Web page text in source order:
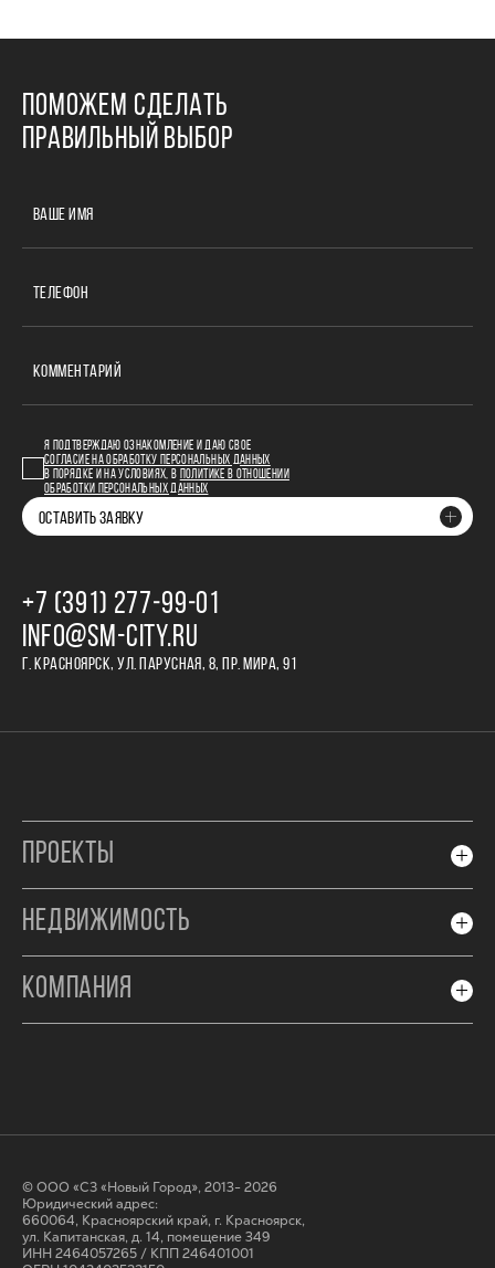
ПОМОЖЕМ СДЕЛАТЬ
ПРАВИЛЬНЫЙ ВЫБОР
ВАШЕ ИМЯ
ТЕЛЕФОН
КОММЕНТАРИЙ
Я ПОДТВЕРЖДАЮ ОЗНАКОМЛЕНИЕ И ДАЮ СВОЕ
СОГЛАСИЕ НА ОБРАБОТКУ ПЕРСОНАЛЬНЫХ ДАННЫХ
В ПОРЯДКЕ И НА УСЛОВИЯХ, В
ПОЛИТИКЕ В ОТНОШЕНИИ
ОБРАБОТКИ ПЕРСОНАЛЬНЫХ ДАННЫХ
ОСТАВИТЬ ЗАЯВКУ
+7 (391) 277‒99‒01
INFO@SM-CITY.RU
Г. КРАСНОЯРСК, УЛ. ПАРУСНАЯ, 8, ПР. МИРА, 91
ПРОЕКТЫ
НЕДВИЖИМОСТЬ
КОМПАНИЯ
© ООО «СЗ «Новый Город», 2013- 2026
Юридический адрес:
660064, Красноярский край, г. Красноярск,
ул. Капитанская, д. 14, помещение 349
ИНН 2464057265 / КПП 246401001